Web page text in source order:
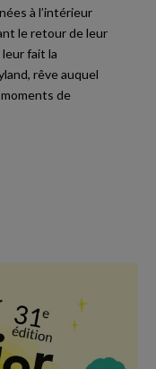
à l’intérieur
le retour de leur
leur fait la
rêve auquel
de